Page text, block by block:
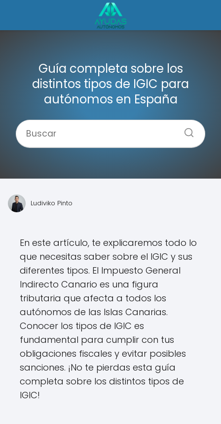
Guía completa sobre los
distintos tipos de IGIC para
autónomos en España
Ludiviko Pinto
En este artículo, te explicaremos todo lo
que necesitas saber sobre el IGIC y sus
diferentes tipos. El Impuesto General
Indirecto Canario es una figura
tributaria que afecta a todos los
autónomos de las Islas Canarias.
Conocer los tipos de IGIC es
fundamental para cumplir con tus
obligaciones fiscales y evitar posibles
sanciones. ¡No te pierdas esta guía
completa sobre los distintos tipos de
IGIC!